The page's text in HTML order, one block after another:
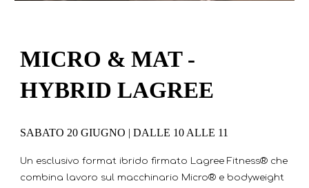
MICRO & MAT -
HYBRID LAGREE
SABATO 20 GIUGNO | DALLE 10 ALLE 11
Un esclusivo format ibrido firmato Lagree Fitness® che
combina lavoro sul macchinario Micro® e bodyweight